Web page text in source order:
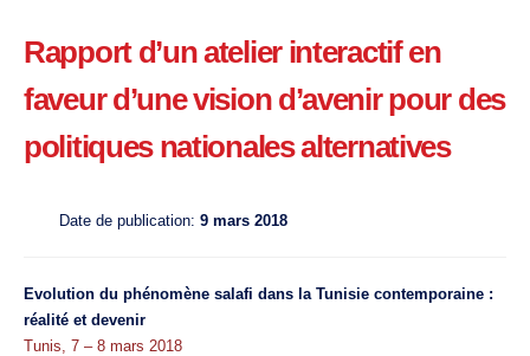
Rapport d’un atelier interactif en
faveur d’une vision d’avenir pour des
politiques nationales alternatives
Date de publication: 9 mars 2018
Evolution du phénomène salafi dans la Tunisie contemporaine :
réalité et devenir
Tunis, 7 – 8 mars 2018